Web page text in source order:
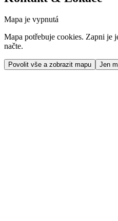
Mapa je vypnutá
Mapa potřebuje cookies. Zapni je
načte.
Povolit vše a zobrazit mapu Jen